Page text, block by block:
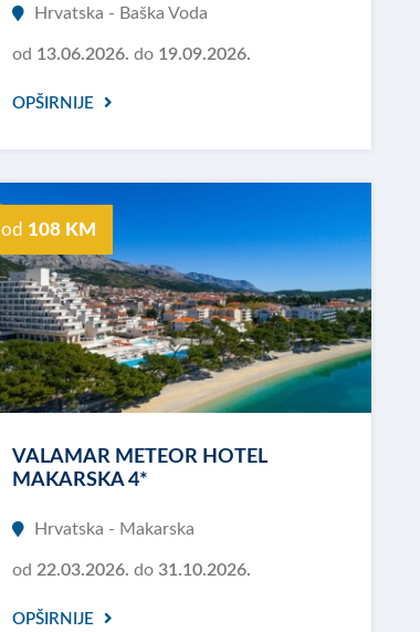
Hrvatska - Baška Voda
od 13.06.2026. do 19.09.2026.
OPŠIRNIJE
od 108 KM
VALAMAR METEOR HOTEL
MAKARSKA 4*
Hrvatska - Makarska
od 22.03.2026. do 31.10.2026.
OPŠIRNIJE